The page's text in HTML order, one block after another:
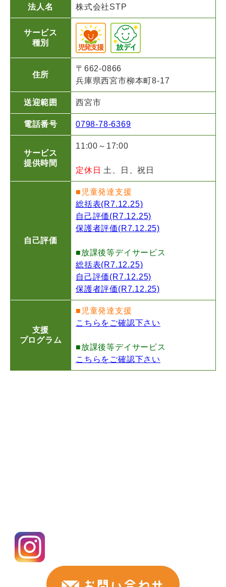
法人名 株式会社STP
サービス
種別
住所
〒662-0866
兵庫県西宮市柳本町8-17
送迎範囲 西宮市
電話番号 0798-78-6369
サービス
提供時間
11:00～17:00
定休日 土、日、祝日
自己評価
■児童発達支援
総括表(R7.12.25)
自己評価(R7.12.25)
保護者評価(R7.12.25)
■放課後等デイサービス
総括表(R7.12.25)
自己評価(R7.12.25)
保護者評価(R7.12.25)
支援
プログラム
■児童発達支援
こちらをご確認下さい
■放課後等デイサービス
こちらをご確認下さい